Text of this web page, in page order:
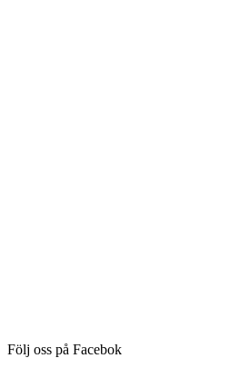
Följ oss på Facebok